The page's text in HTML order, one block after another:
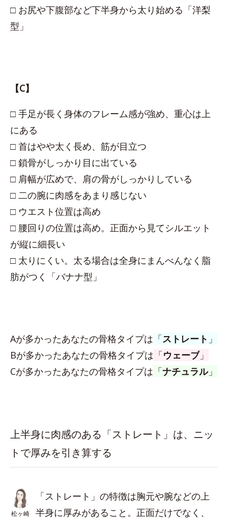
□ お尻や下腹部など下半身から太り始める「洋梨
型」
【C】
□ 手足が長く身体のフレーム感が強め、重心は上
にある
□ 首はやや太く長め、筋が目立つ
□ 鎖骨がしっかり目に出ている
□ 肩幅が広めで、肩の骨がしっかりしている
□ 二の腕に肉感をあまり感じない
□ ウエスト位置は高め
□ 腰回りの位置は高め。正面から見てシルエット
が縦に細長い
□ 太りにくい。太る場合は全身にまんべんなく脂
肪がつく「バナナ型」
Aが多かったあなたの骨格タイプは 「ストレート 」
Bが多かったあなたの骨格タイプは 「ウェーブ 」
Cが多かったあなたの骨格タイプは 「ナチュラル 」
上半身に肉感のある「ストレート」は、ニッ
トで厚みを引き算する
松ヶ崎
「ストレート」の特徴は胸元や腕などの上
半身に厚みがあること。正面だけでなく、